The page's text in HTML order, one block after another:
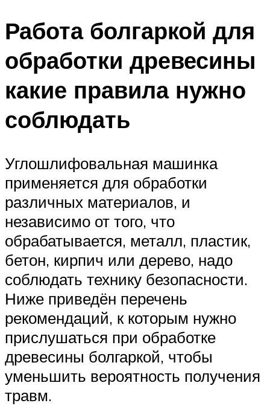
Работа болгаркой для
обработки древесины
какие правила нужно
соблюдать
Углошлифовальная машинка
применяется для обработки
различных материалов, и
независимо от того, что
обрабатывается, металл, пластик,
бетон, кирпич или дерево, надо
соблюдать технику безопасности.
Ниже приведён перечень
рекомендаций, к которым нужно
прислушаться при обработке
древесины болгаркой, чтобы
уменьшить вероятность получения
травм.